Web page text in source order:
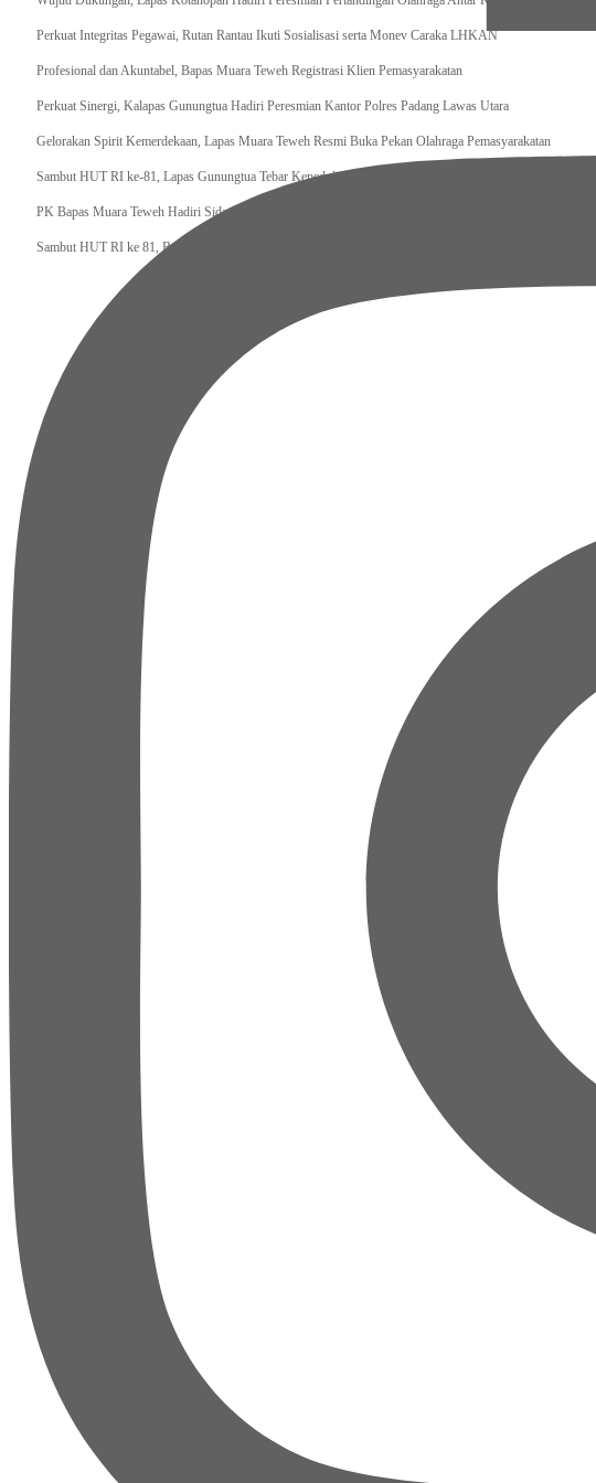
Perkuat Integritas Pegawai, Rutan Rantau Ikuti Sosialisasi serta Monev Caraka LHKAN
‎Profesional dan Akuntabel, Bapas Muara Teweh Registrasi Klien Pemasyarakatan
Perkuat Sinergi, Kalapas Gunungtua Hadiri Peresmian Kantor Polres Padang Lawas Utara
Gelorakan Spirit Kemerdekaan, Lapas Muara Teweh Resmi Buka Pekan Olahraga Pemasyarakatan
Sambut HUT RI ke-81, Lapas Gunungtua Tebar Kepedulian Lewat Bansos
‎PK Bapas Muara Teweh Hadiri Sidang TPP di Lapas Muara Teweh Bersama Kanwil Ditjenpas Kalteng
‎Sambut HUT RI ke 81, Bapas Muara Teweh Gelar Bakti Sosial ke Panti Asuhan